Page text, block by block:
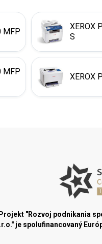
MFP
XEROX
S
MFP
XEROX
Projekt "Rozvoj podnikania
je spolufinancovaný